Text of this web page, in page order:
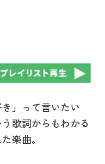
き」って言いたい
歌詞からもわかる
楽曲。